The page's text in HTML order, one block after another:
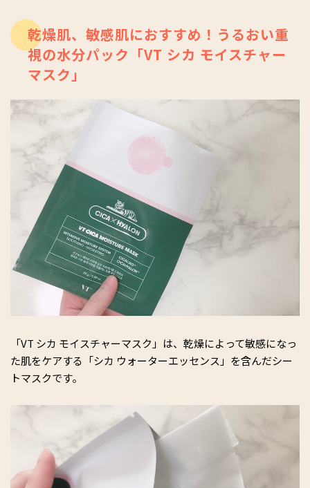
乾燥肌、敏感肌におすすめ！うるおい重
視の水分パック「VT シカ モイスチャー
マスク」
「VT シカ モイスチャーマスク」は、乾燥によって敏感になっ
た肌をケアする「シカ ウォーターエッセンス」を含んだシー
トマスクです。